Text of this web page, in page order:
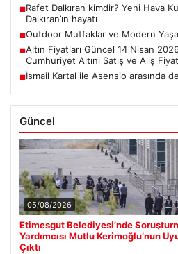
■Rafet Dalkıran kimdir? Yeni Hava
Dalkıran’ın hayatı
■Outdoor Mutfaklar ve Modern
■Altın Fiyatları Güncel 14 Nisan
Cumhuriyet Altını Satış ve Alış
■İsmail Kartal ile Asensio arasında
Güncel
05/08/2026
Etimesgut Belediyesi’nde
Yardımcısı Mutlu Kerimoğlu’nun
Çıktı